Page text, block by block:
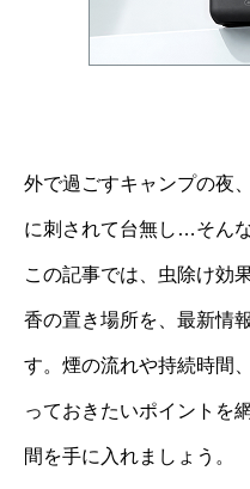
外で過ごすキャンプの夜
に刺されて台無し…そん
この記事では、虫除け効
香の置き場所を、最新情
す。煙の流れや持続時間
っておきたいポイントを
間を手に入れましょう。